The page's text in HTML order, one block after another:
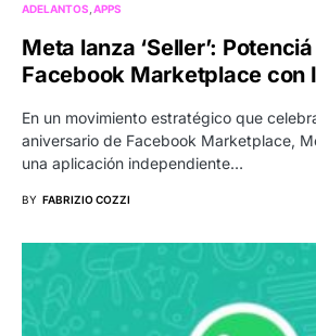
ADELANTOS APPS
Meta lanza ‘Seller’:
Facebook Marketplace con
En un movimiento estratégico que
aniversario de Facebook Marketplace,
una aplicación independiente…
BY FABRIZIO COZZI